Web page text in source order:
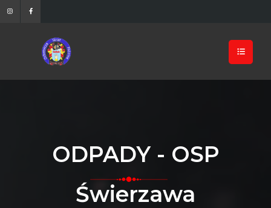
ODPADY - OSP
Świerzawa